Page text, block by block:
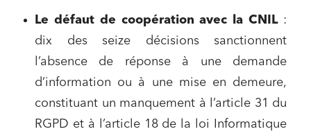
Le défaut de coopération avec la CNIL:
dix des seize décisions sanctionnent
l’absence de réponse à une demande
d’information ou à une mise en demeure,
constituant un manquement à l’article 31 du
RGPD et à l’article 18 de la loi Informatique